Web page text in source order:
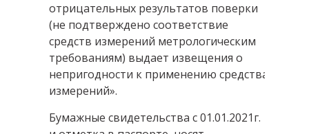
отрицательных результатов поверки
(не подтверждено соответствие
средств измерений метрологическим
требованиям) выдает извещения о
непригодности к применению средства
измерений».
Бумажные свидетельства с 01.01.2021г.